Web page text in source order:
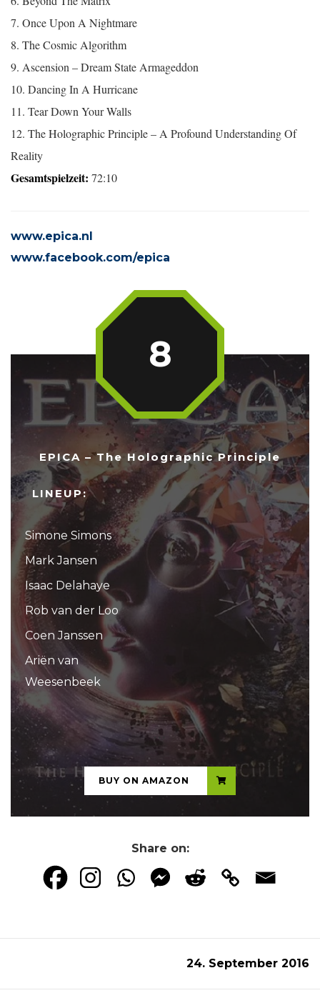
7. Once Upon A Nightmare
8. The Cosmic Algorithm
9. Ascension – Dream State Armageddon
10. Dancing In A Hurricane
11. Tear Down Your Walls
12. The Holographic Principle – A Profound Understanding Of
Reality
Gesamtspielzeit: 72:10
www.epica.nl
www.facebook.com/epica
EPICA – The Holographic Principle
LINEUP:
Simone Simons
Mark Jansen
Isaac Delahaye
Rob van der Loo
Coen Janssen
Ariën van
Weesenbeek
8
...
BUY ON AMAZON
Share on:
24. September 2016